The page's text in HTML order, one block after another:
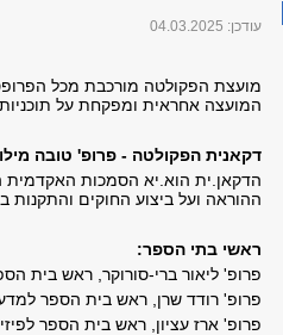
עודכן: 04.03.2025
מועצת הפקולטה מורכבת מכל
המועצה אחראית ומפקחת על
דקאנית הפקולטה - פרופ' טובה
הדקאן.ית הוא.יא הסמכות האקדמית
ההוראה ועל ביצוע החוקים והתקנות
ראשי בתי הספר:
פרופ' ליאור ברי-סורוקר, ראש בית
פרופ' רודד שרן, ראש בית הספר
פרופ' ארז עציון, ראש בית הספר